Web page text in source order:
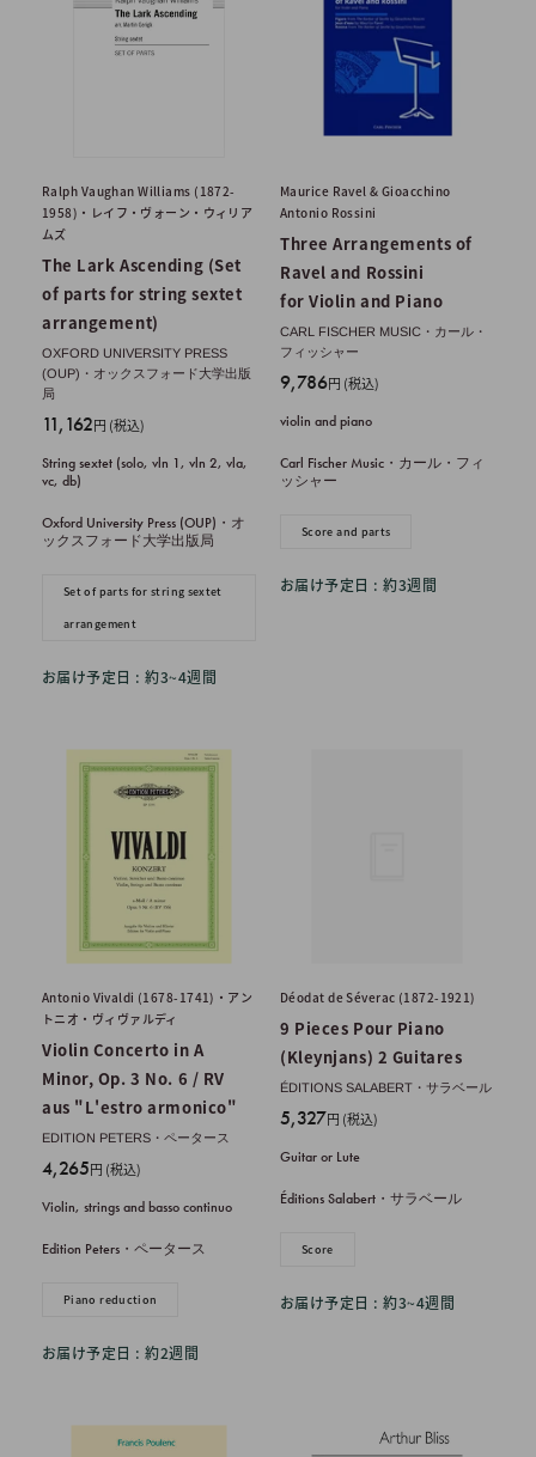
Ralph Vaughan Williams (1872-
1958)・レイフ・ヴォーン・ウィリア
ムズ
The Lark Ascending (Set
of parts for string sextet
arrangement)
OXFORD UNIVERSITY PRESS
(OUP)・オックスフォード大学出版
局
販
価
11,162円 (税込)
String sextet (solo, vln 1, vln 2, vla,
vc, db)
Oxford University Press (OUP)・オ
ックスフォード大学出版局
Set of parts for string sextet
arrangement
お届け予定日 : 約3~4週間
Maurice Ravel & Gioacchino
Antonio Rossini
Three Arrangements of
Ravel and Rossini
for Violin and Piano
CARL FISCHER MUSIC・カール・
フィッシャー
販
価
格
9,786円 (税込)
violin and piano
Carl Fischer Music・カール・フィ
ッシャー
Score and parts
お届け予定日 : 約3週間
Antonio Vivaldi (1678-1741)・アン
トニオ・ヴィヴァルディ
Violin Concerto in A
Minor, Op. 3 No. 6 / RV
aus "L'estro armonico"
EDITION PETERS・ペータース
販
価
格
4,265円 (税込)
Violin, strings and basso continuo
Edition Peters・ペータース
Piano reduction
お届け予定日 : 約2週間
Déodat de Séverac (1872-1921)
9 Pieces Pour Piano
(Kleynjans) 2 Guitares
ÉDITIONS SALABERT・サラベール
販
価
格
5,327円 (税込)
Guitar or Lute
Éditions Salabert・サラベール
Score
お届け予定日 : 約3~4週間